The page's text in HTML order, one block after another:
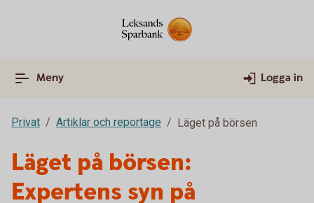
Meny Logga in
Privat Artiklar och reportage Läget på börsen
Läget på börsen:
Expertens syn på